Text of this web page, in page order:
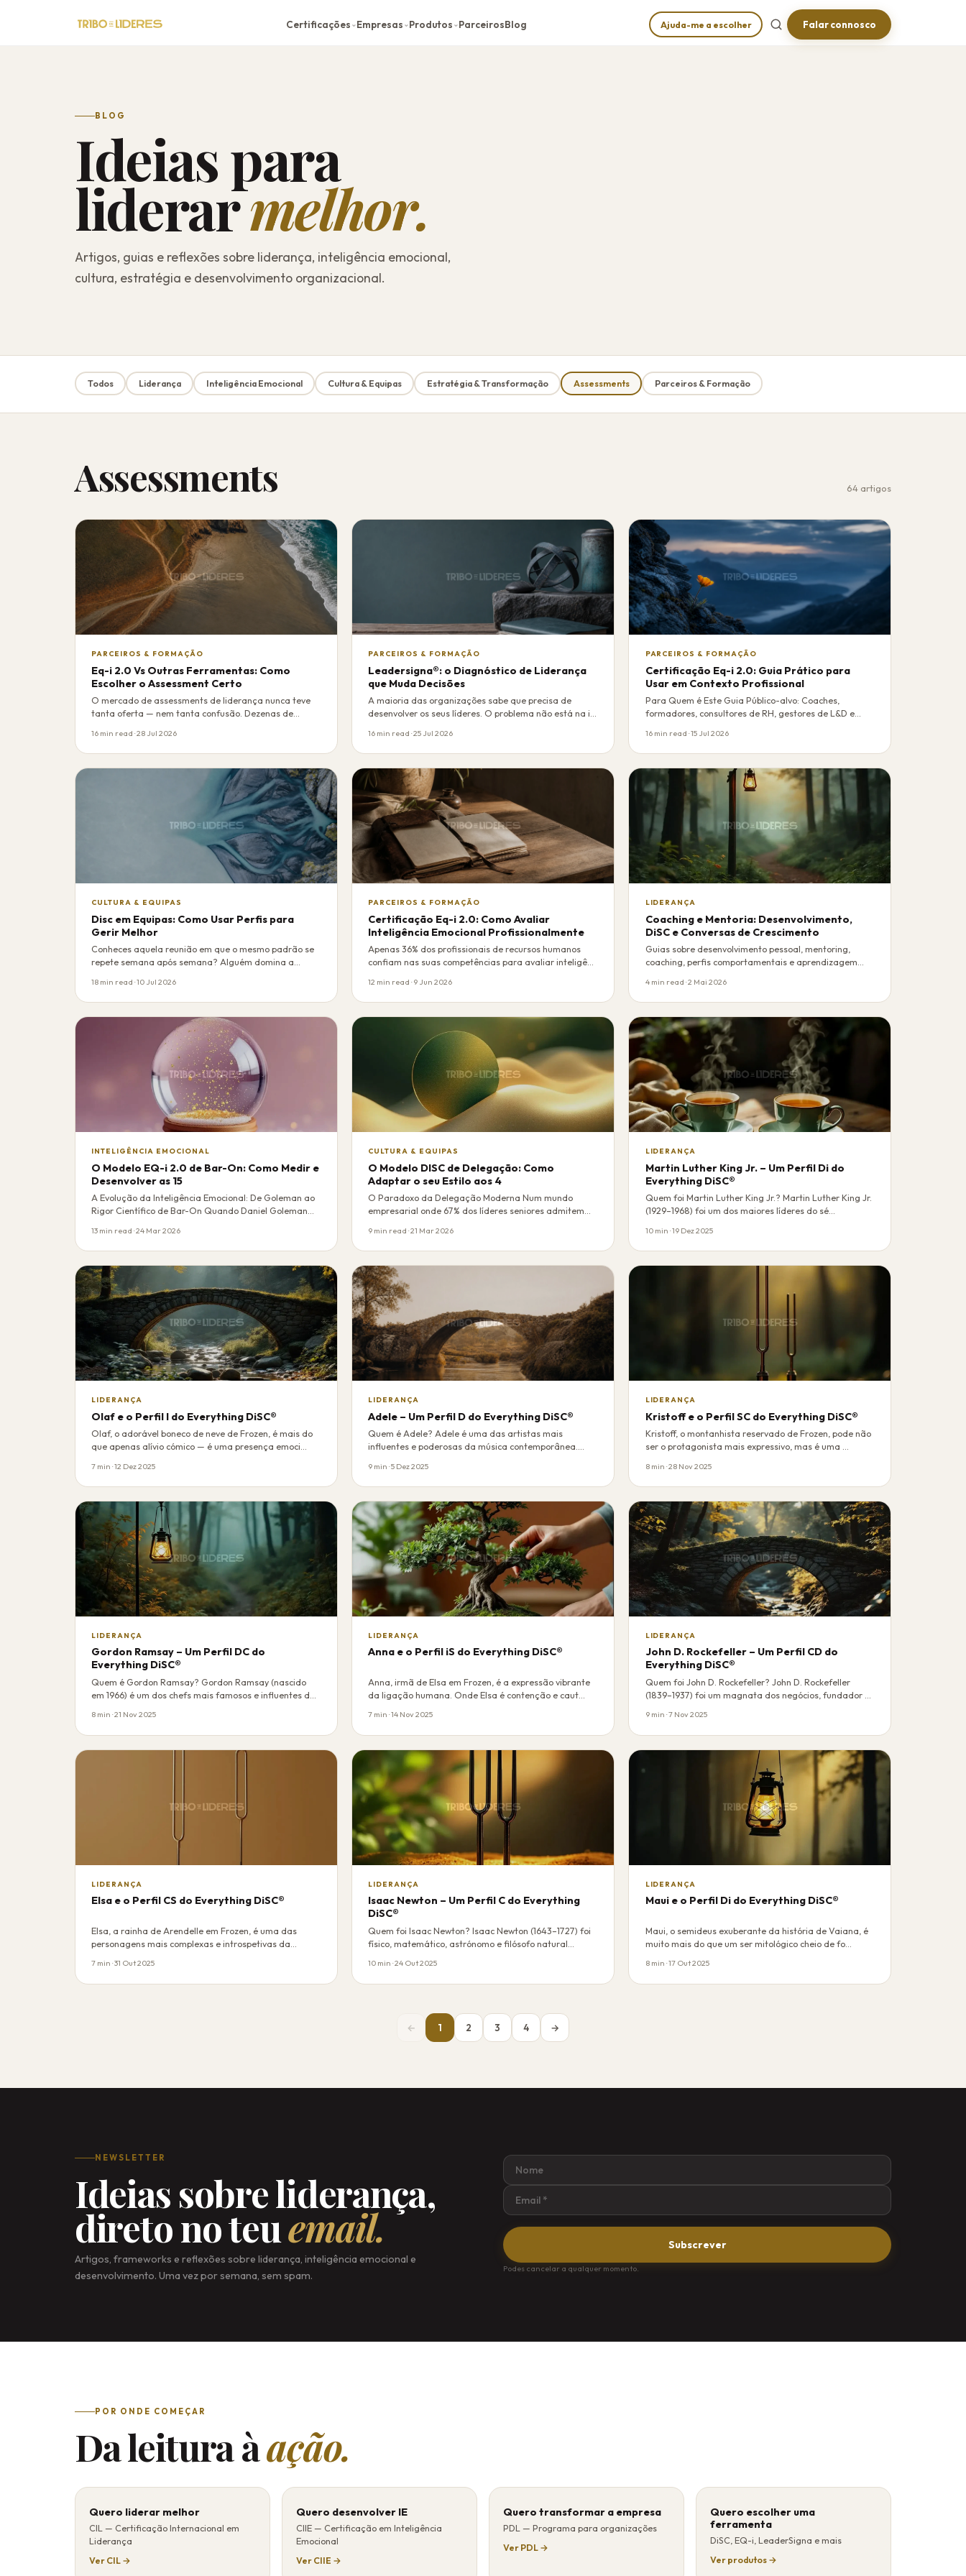
Certificações ⌄Empresas ⌄Produtos ⌄ParceirosBlog Ajuda-me a escolher Falar connosco
BLOG
Ideias para
liderarmelhor.
Artigos, guias e reflexões sobre liderança, inteligência emocional,
cultura, estratégia e desenvolvimento organizacional.
Todos Liderança Inteligência Emocional Cultura & Equipas Estratégia & Transformação Assessments Parceiros & Formação
Assessments 64 artigos
PARCEIROS & FORMAÇÃO
Eq-i 2.0 Vs Outras Ferramentas: Como
Escolher o Assessment Certo
O mercado de assessments de liderança nunca teve
tanta oferta — nem tanta confusão. Dezenas de
16 min read · 28 Jul 2026
PARCEIROS & FORMAÇÃO
Leadersigna®: o Diagnóstico de Liderança
que Muda Decisões
A maioria das organizações sabe que precisa de
desenvolver os seus líderes. O problema não está na i…
16 min read · 25 Jul 2026
PARCEIROS & FORMAÇÃO
Certificação Eq-i 2.0: Guia Prático para
Usar em Contexto Profissional
Para Quem é Este Guia Público-alvo: Coaches,
formadores, consultores de RH, gestores de L&D e
16 min read · 15 Jul 2026
CULTURA & EQUIPAS
Disc em Equipas: Como Usar Perfis para
Gerir Melhor
Conheces aquela reunião em que o mesmo padrão se
repete semana após semana? Alguém domina a
18 min read · 10 Jul 2026
PARCEIROS & FORMAÇÃO
Certificação Eq-i 2.0: Como Avaliar
Inteligência Emocional Profissionalmente
Apenas 36% dos profissionais de recursos humanos
confiam nas suas competências para avaliar inteligê…
12 min read · 9 Jun 2026
LIDERANÇA
Coaching e Mentoria: Desenvolvimento,
DiSC e Conversas de Crescimento
Guias sobre desenvolvimento pessoal, mentoring,
coaching, perfis comportamentais e aprendizagem
4 min read · 2 Mai 2026
INTELIGÊNCIA EMOCIONAL
O Modelo EQ-i 2.0 de Bar-On: Como Medir e
Desenvolver as 15
A Evolução da Inteligência Emocional: De Goleman ao
Rigor Científico de Bar-On Quando Daniel Goleman…
13 min read · 24 Mar 2026
CULTURA & EQUIPAS
O Modelo DISC de Delegação: Como
Adaptar o seu Estilo aos 4
O Paradoxo da Delegação Moderna Num mundo
empresarial onde 67% dos líderes seniores admitem
9 min read · 21 Mar 2026
LIDERANÇA
Martin Luther King Jr. – Um Perfil Di do
Everything DiSC®
Quem foi Martin Luther King Jr.? Martin Luther King Jr.
(1929–1968) foi um dos maiores líderes do sé…
10 min · 19 Dez 2025
LIDERANÇA
Olaf e o Perfil I do Everything DiSC®
Olaf, o adorável boneco de neve de Frozen, é mais do
que apenas alívio cómico — é uma presença emoci…
7 min · 12 Dez 2025
LIDERANÇA
Adele – Um Perfil D do Everything DiSC®
Quem é Adele? Adele é uma das artistas mais
influentes e poderosas da música contemporânea.
9 min · 5 Dez 2025
LIDERANÇA
Kristoff e o Perfil SC do Everything DiSC®
Kristoff, o montanhista reservado de Frozen, pode não
ser o protagonista mais expressivo, mas é uma …
8 min · 28 Nov 2025
LIDERANÇA
Gordon Ramsay – Um Perfil DC do
Everything DiSC®
Quem é Gordon Ramsay? Gordon Ramsay (nascido
em 1966) é um dos chefs mais famosos e influentes do
8 min · 21 Nov 2025
LIDERANÇA
Anna e o Perfil iS do Everything DiSC®
Anna, irmã de Elsa em Frozen, é a expressão vibrante
da ligação humana. Onde Elsa é contenção e caut…
7 min · 14 Nov 2025
LIDERANÇA
John D. Rockefeller – Um Perfil CD do
Everything DiSC®
Quem foi John D. Rockefeller? John D. Rockefeller
(1839–1937) foi um magnata dos negócios, fundador …
9 min · 7 Nov 2025
LIDERANÇA
Elsa e o Perfil CS do Everything DiSC®
Elsa, a rainha de Arendelle em Frozen, é uma das
personagens mais complexas e introspetivas da
7 min · 31 Out 2025
LIDERANÇA
Isaac Newton – Um Perfil C do Everything
DiSC®
Quem foi Isaac Newton? Isaac Newton (1643–1727) foi
físico, matemático, astrónomo e filósofo natural…
10 min · 24 Out 2025
LIDERANÇA
Maui e o Perfil Di do Everything DiSC®
Maui, o semideus exuberante da história de Vaiana, é
muito mais do que um ser mitológico cheio de fo…
8 min · 17 Out 2025
← 1 2 3 4 →
NEWSLETTER
Ideias sobre liderança,
direto no teuemail.
Artigos, frameworks e reflexões sobre liderança, inteligência emocional e
desenvolvimento. Uma vez por semana, sem spam.
Subscrever
Podes cancelar a qualquer momento.
POR ONDE COMEÇAR
Da leitura àação.
Quero liderar melhor
CIL — Certificação Internacional em
Liderança
Ver CIL →
Quero desenvolver IE
CIIE — Certificação em Inteligência
Emocional
Ver CIIE →
Quero transformar a empresa
PDL — Programa para organizações
Ver PDL →
Quero escolher uma
ferramenta
DiSC, EQ-i, LeaderSigna e mais
Ver produtos →